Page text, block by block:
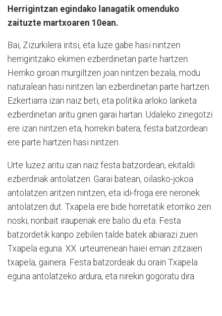
Herrigintzan egindako lanagatik omenduko
zaituzte martxoaren 10ean.
Bai, Zizurkilera iritsi, eta luze gabe hasi nintzen
herrigintzako ekimen ezberdinetan parte hartzen.
Herriko giroan murgiltzen joan nintzen bezala, modu
naturalean hasi nintzen lan ezberdinetan parte hartzen.
Ezkertiarra izan naiz beti, eta politika arloko lanketa
ezberdinetan aritu ginen garai hartan. Udaleko zinegotzi
ere izan nintzen eta, horrekin batera, festa batzordean
ere parte hartzen hasi nintzen.
Urte luzez aritu izan naiz festa batzordean, ekitaldi
ezberdinak antolatzen. Garai batean, oilasko-jokoa
antolatzen aritzen nintzen, eta idi-froga ere neronek
antolatzen dut. Txapela ere bide horretatik etorriko zen
noski; nonbait iraupenak ere balio du eta. Festa
batzordetik kanpo zebilen talde batek abiarazi zuen
Txapela eguna. XX. urteurrenean haiei eman zitzaien
txapela, gainera. Festa batzordeak du orain Txapela
eguna antolatzeko ardura, eta nirekin gogoratu dira.